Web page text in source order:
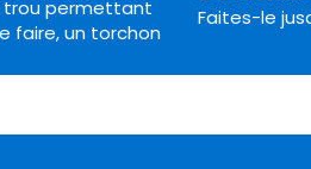
trou permettant
faire, un torchon
Faites-le